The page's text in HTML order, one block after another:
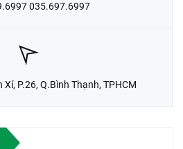
035.697.6997
P.26, Q.Bình Thạnh, TPHCM